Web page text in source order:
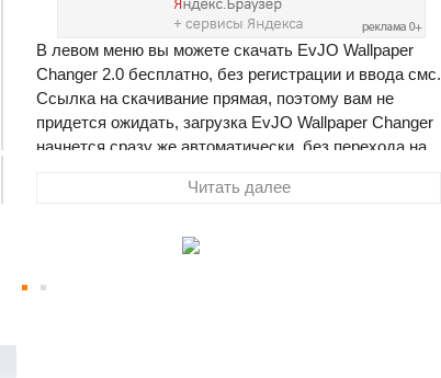
В левом меню вы можете скачать EvJO Wallpaper
Changer 2.0 бесплатно, без регистрации и ввода смс.
Ссылка на скачивание прямая, поэтому вам не
придется ожидать, загрузка EvJO Wallpaper Changer
начнется сразу же автоматически, без перехода на
EvJO Wallpaper Changer
Читать далее